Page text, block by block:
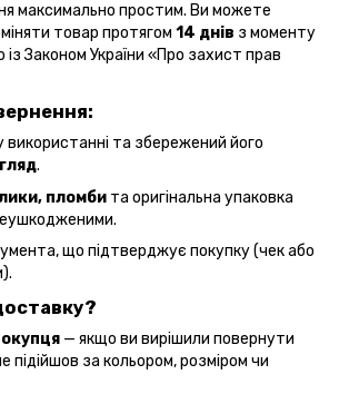
максимально простим. Ви можете
товар протягом 14 днів з моменту
із Законом України «Про захист прав
використанні та збережений його
.
пломби та оригінальна упаковка
що підтверджує покупку (чек або
— якщо ви вирішили повернути
підійшов за кольором, розміром чи